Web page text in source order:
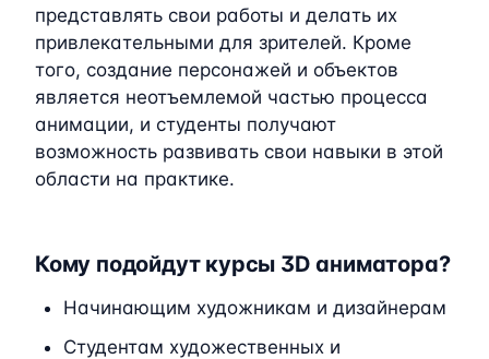
представлять свои работы и делать их
привлекательными для зрителей. Кроме
того, создание персонажей и объектов
является неотъемлемой частью процесса
анимации, и студенты получают
возможность развивать свои навыки в этой
области на практике.
Кому подойдут курсы 3D аниматора?
Начинающим художникам и дизайнерам
Студентам художественных и